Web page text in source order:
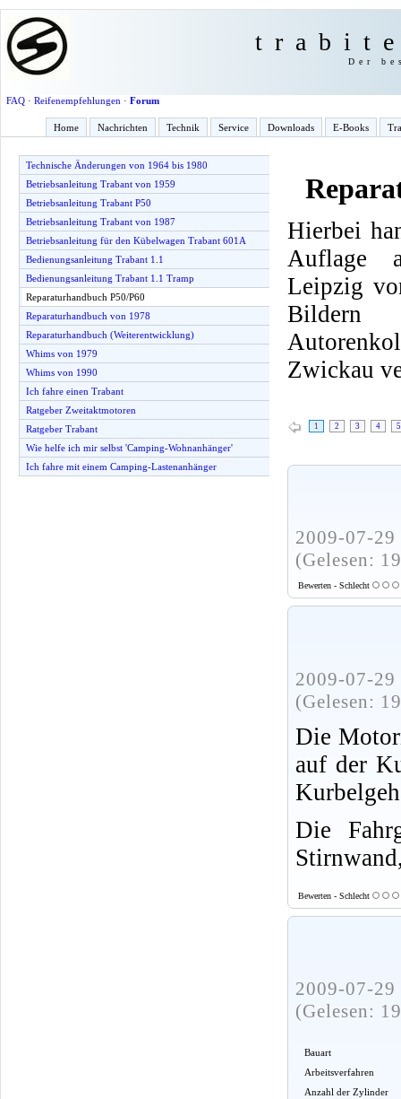
Der
FAQ· Reifenempfehlungen · Forum
Home Nachrichten Technik Service Downloads E-Books
Technische Änderungen von 1964 bis 1980
Betriebsanleitung Trabant von 1959
Betriebsanleitung Trabant P50
Betriebsanleitung Trabant von 1987
Betriebsanleitung für den Kübelwagen Trabant 601A
Bedienungsanleitung Trabant 1.1
Bedienungsanleitung Trabant 1.1 Tramp
Reparaturhandbuch P50/P60
Reparaturhandbuch von 1978
Reparaturhandbuch (Weiterentwicklung)
Whims von 1979
Whims von 1990
Ich fahre einen Trabant
Ratgeber Zweitaktmotoren
Ratgeber Trabant
Wie helfe ich mir selbst 'Camping-Wohnanhänger'
Ich fahre mit einem Camping-Lastenanhänger
Hierbei
Auflage
Leipzig
Zwickau
1 2 3 4 5
2009-07-
(Gelesen:
Bewerten - Schlecht
2009-07-
(Gelesen:
Die
auf der
Die
Bewerten - Schlecht
2009-07-
(Gelesen:
Bauart
Arbeitsverfahren
Anzahl der Zylinder